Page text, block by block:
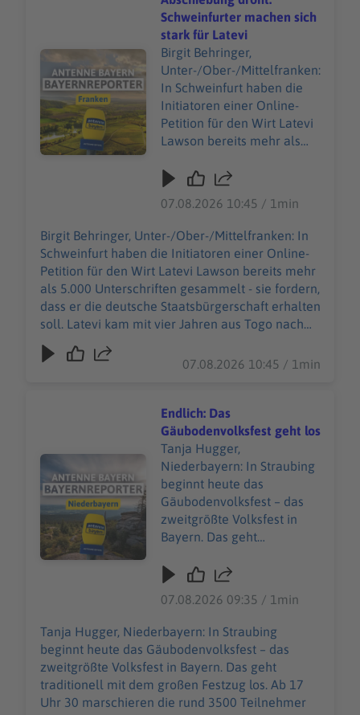
sollen jetzt weitere
Fördermöglichkeiten
geprüft werden, um den
städtischen Zuschuss für
das 85-Millionen-Euro-
Projekt möglichst noch zu
senken.
Fördermöglichkeiten geprüft werden, um den
städtischen Zuschuss für das 85-Millionen-Euro-
Projekt möglichst noch zu senken.
Audiotitel - Abschiebung droht: Schweinfurter machen
Schweinfurter machen sich
stark für Latevi
Birgit Behringer,
Unter-/Ober-/Mittelfranken:
In Schweinfurt haben die
Initiatoren einer Online-
Petition für den Wirt Latevi
Lawson bereits mehr als
gesammelt - sie fordern,
Staatsbürgerschaft erhalten
soll. Latevi kam mit vier
Jahren aus Togo nach
Deutschland, zusammen
mit seiner Mutter und
seiner Schwester.
Inzwischen betreibt er seit
mehr als acht Jahren ein
Schweinfurt, bietet
organisiert Caterings. Seine
Ehefrau erwartet gerade ihr
drittes Kind - die Familie
sehnt sich jetzt besonders
nach Sicherheit. Aktuell
droht seiner Mutter und
seiner Schwester die
Abschiebung. Und auch er
bangt, weil seine
Aufenthaltserlaubnis bald
ausläuft.
07.08.2026 10:45 / 1min
Birgit Behringer, Unter-/Ober-/Mittelfranken: In
Schweinfurt haben die Initiatoren einer Online-
Petition für den Wirt Latevi Lawson bereits mehr
als 5.000 Unterschriften gesammelt - sie fordern,
dass er die deutsche Staatsbürgerschaft erhalten
soll. Latevi kam mit vier Jahren aus Togo nach
Deutschland, zusammen mit seiner Mutter und
seiner Schwester. Inzwischen betreibt er seit
Caterings. Seine Ehefrau erwartet gerade ihr
drittes Kind - die Familie sehnt sich jetzt
besonders nach Sicherheit. Aktuell droht seiner
Mutter und seiner Schwester die Abschiebung.
Und auch er bangt, weil seine
Aufenthaltserlaubnis bald ausläuft.
07.08.2026 10:45 / 1min
Audiotitel - Endlich: Das Gäubodenvolksfest geht los
Endlich: Das
Gäubodenvolksfest geht los
Tanja Hugger,
Niederbayern: In Straubing
beginnt heute das
Gäubodenvolksfest – das
zweitgrößte Volksfest in
Bayern. Das geht
Festzug los. Ab 17 Uhr 30
Teilnehmer durch die
Altstadt bis zum
Festgelände. Da sind
Musikkapellen,
Trachtenvereinen und
natürlich die Festwirten mit
07.08.2026 09:35 / 1min
Tanja Hugger, Niederbayern: In Straubing
beginnt heute das Gäubodenvolksfest – das
zweitgrößte Volksfest in Bayern. Das geht
traditionell mit dem großen Festzug los. Ab 17
Uhr 30 marschieren die rund 3500 Teilnehmer